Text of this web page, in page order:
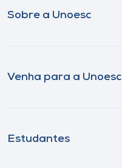
Sobre a Unoesc
Venha para a Unoesc
Estudantes